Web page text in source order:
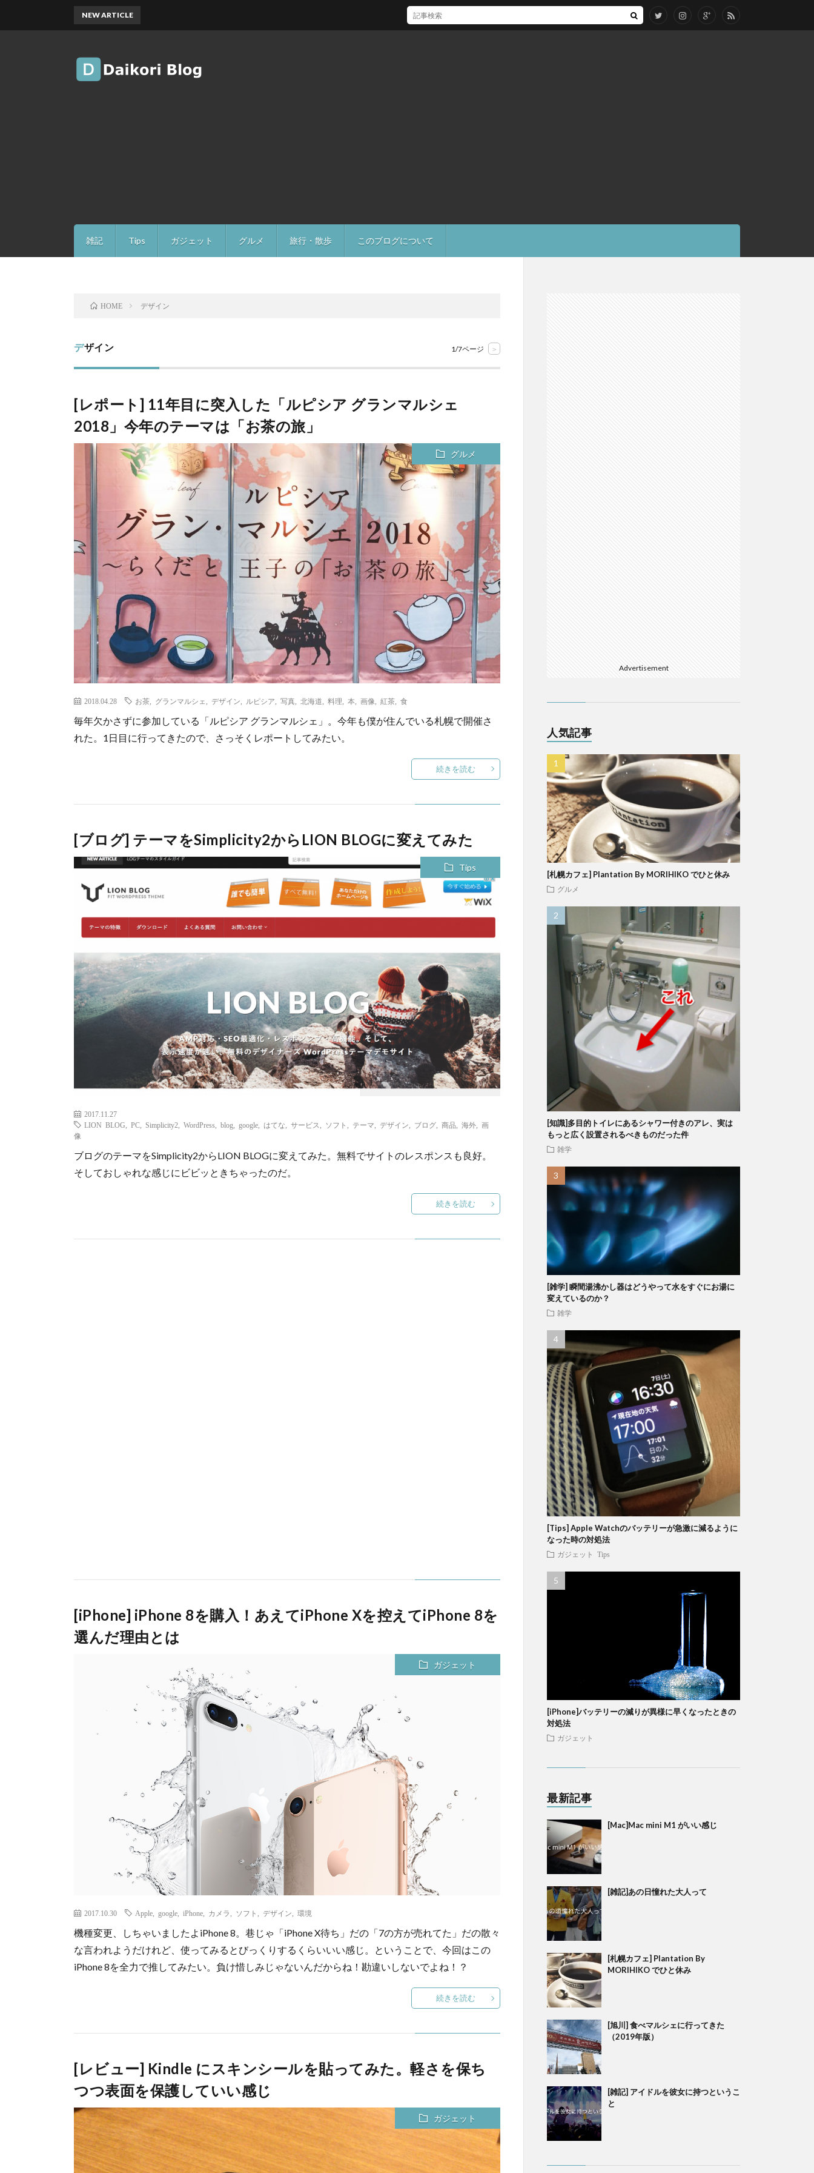
雑記 Tips ガジェット グルメ 旅行・散歩 このブログについて
NEW ARTICLE [Mac]Mac mini M1 がいい感じ
HOME デザイン
デザイン 1/7ページ >
[レポート] 11年目に突入した「ルピシア グランマルシェ
2018」今年のテーマは「お茶の旅」
グルメ
2018.04.28 お茶 グランマルシェ デザイン ルピシア 写真 北海道 料理 本 画像 紅茶 食
毎年欠かさずに参加している「ルピシア グランマルシェ」。今年も僕が住んでいる札幌で開催さ
れた。1日目に行ってきたので、さっそくレポートしてみたい。
続きを読む
[ブログ] テーマをSimplicity2からLION BLOGに変えてみた
Tips
2017.11.27
LION BLOG
PC Simplicity2 WordPress blog google はてな サービス ソフト テーマ デザイン ブログ 商品 海外
画
像
ブログのテーマをSimplicity2からLION BLOGに変えてみた。無料でサイトのレスポンスも良好。
そしておしゃれな感じにビビッときちゃったのだ。
続きを読む
[iPhone] iPhone 8を購入！あえてiPhone Xを控えてiPhone 8を
選んだ理由とは
ガジェット
2017.10.30 Apple google iPhone カメラ ソフト デザイン 環境
機種変更、しちゃいましたよiPhone 8。巷じゃ「iPhone X待ち」だの「7の方が売れてた」だの散々
な言われようだけれど、使ってみるとびっくりするくらいいい感じ。ということで、今回はこの
iPhone 8を全力で推してみたい。負け惜しみじゃないんだからね！勘違いしないでよね！？
続きを読む
[レビュー] Kindle にスキンシールを貼ってみた。軽さを保ち
つつ表面を保護していい感じ
ガジェット
Advertisement
人気記事
[札幌カフェ] Plantation By MORIHIKO でひと休み
グルメ
[知識]多目的トイレにあるシャワー付きのアレ、実は
もっと広く設置されるべきものだった件
雑学
[雑学] 瞬間湯沸かし器はどうやって水をすぐにお湯に
変えているのか？
雑学
[Tips] Apple Watchのバッテリーが急激に減るように
なった時の対処法
ガジェット Tips
[iPhone]バッテリーの減りが異様に早くなったときの
対処法
ガジェット
最新記事
[Mac]Mac mini M1 がいい感じ
[雑記]あの日憧れた大人って
[札幌カフェ] Plantation By
MORIHIKO でひと休み
[旭川] 食べマルシェに行ってきた
（2019年版）
[雑記] アイドルを彼女に持つというこ
と